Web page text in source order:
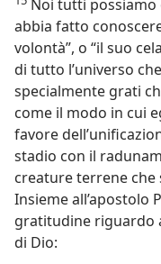
Noi tutti possiamo
abbia fatto
volontà”, o “il suo
di tutto l’universo
specialmente grati
come il modo in cui
favore
stadio con il
creature terrene
Insieme all’apostolo
gratitudine riguardo
di Dio: